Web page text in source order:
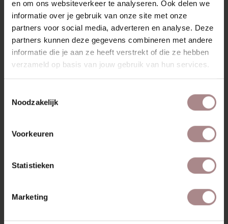
en om ons websiteverkeer te analyseren. Ook delen we
informatie over je gebruik van onze site met onze
partners voor social media, adverteren en analyse. Deze
partners kunnen deze gegevens combineren met andere
informatie die je aan ze heeft verstrekt of die ze hebben
verzameld op basis van jouw gebruik van hun services.
Noodzakelijk
Voorkeuren
Statistieken
Marketing
STOFSTAAL WOOLY 1042 | GRAPHITE